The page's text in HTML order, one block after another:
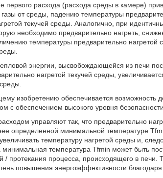
первого расхода (расхода среды в камере)
от среды, падению температуры
текучей среды. Аналогично, при
необходимо предварительно нагреть,
температуры предварительно
энергии, высвобождающейся из печи
нагретой текучей среды,
изобретению обеспечивается возможность
с обеспечением высокого уровня безопасности.
управляют так, что предварительно
определенной минимальной температуре
температуру нагретой среды и,
минимальная температура Tfmin может быть
/ протекания процесса, происходящего в печи.
повышения энергоэффективности